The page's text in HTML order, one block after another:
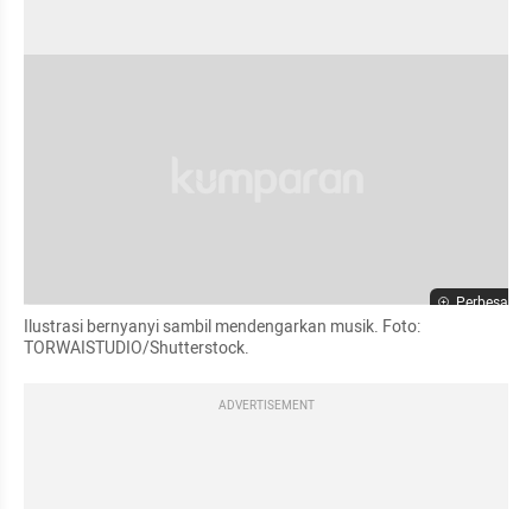
Perbesar
Ilustrasi bernyanyi sambil mendengarkan musik. Foto:
TORWAISTUDIO/Shutterstock.
ADVERTISEMENT